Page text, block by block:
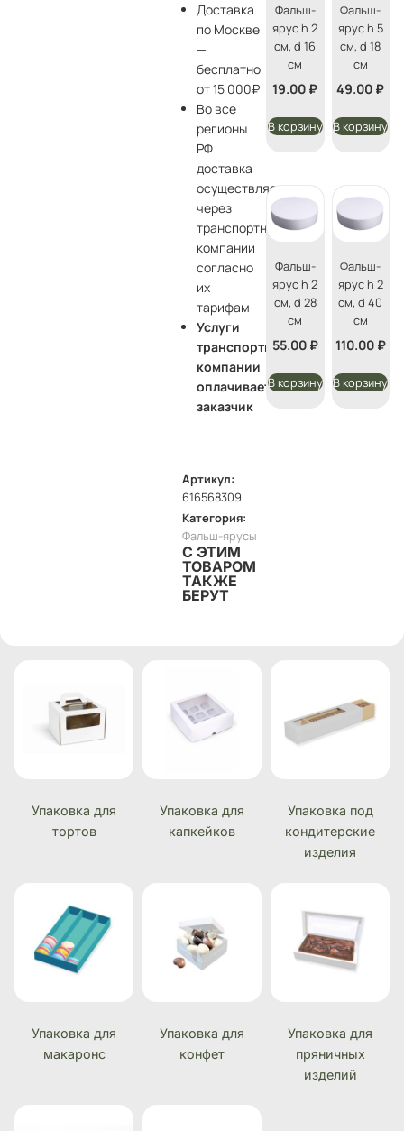
Доставка
по Москве
—
бесплатно
от 15 000₽
Во все
регионы
РФ
доставка
осуществляется
через
транспортные
компании
согласно
их
тарифам
Услуги
транспортной
компании
оплачивает
заказчик
Артикул:
616568309
Категория:
Фальш-ярусы
С ЭТИМ
ТОВАРОМ
ТАКЖЕ
БЕРУТ
Фальш-
ярус h 2
см, d 16
см
19.00 ₽
В корзину
Фальш-
ярус h 5
см, d 18
см
49.00 ₽
В корзину
Фальш-
ярус h 2
см, d 28
см
55.00 ₽
В корзину
Фальш-
ярус h 2
см, d 40
см
110.00 ₽
В корзину
Упаковка для
тортов
Упаковка для
капкейков
Упаковка под
кондитерские
изделия
Упаковка для
макаронс
Упаковка для
конфет
Упаковка для
пряничных
изделий